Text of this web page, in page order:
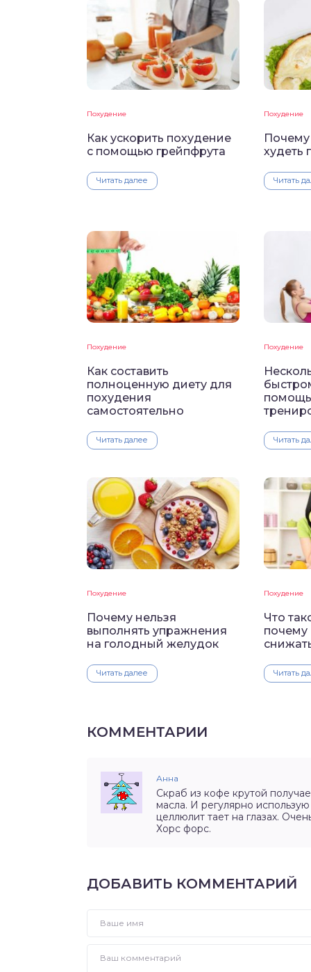
Похудение
Как ускорить похудение
с помощью грейпфрута
Читать далее
Похудение
Почему
худеть
Читать
Похудение
Как составить
полноценную диету для
похудения
самостоятельно
Читать далее
Похудение
Читать
Похудение
Почему нельзя
выполнять упражнения
на голодный желудок
Читать далее
Похудение
Что
почему
Читать
КОММЕНТАРИИ
Анна
Скраб из кофе крутой
масла. И регулярно
целлюлит тает на глазах.
Хорс форс.
ДОБАВИТЬ КОММЕНТАРИЙ